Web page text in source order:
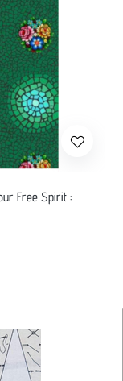
Free Spirit :